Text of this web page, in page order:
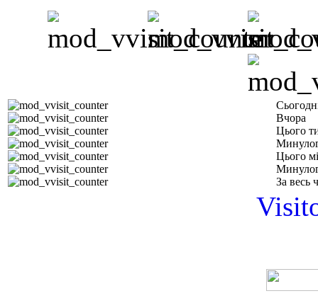
Вчора
Цього
Цього
За весь